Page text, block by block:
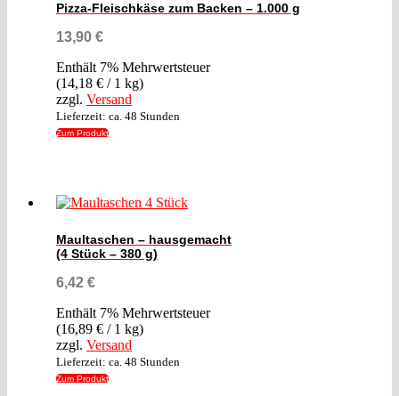
Pizza-Fleischkäse zum Backen – 1.000 g
13,90 €
Enthält 7% Mehrwertsteuer
(14,18 € / 1 kg)
zzgl. Versand
Lieferzeit: ca. 48 Stunden
Zum Produkt
Maultaschen – hausgemacht
(4 Stück – 380 g)
6,42 €
Enthält 7% Mehrwertsteuer
(16,89 € / 1 kg)
zzgl. Versand
Lieferzeit: ca. 48 Stunden
Zum Produkt